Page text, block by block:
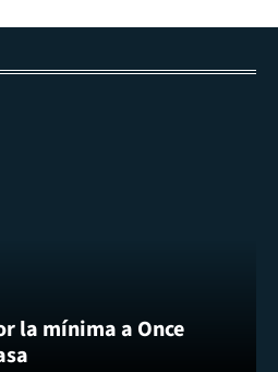
la mínima a Once